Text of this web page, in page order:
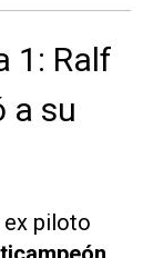
1: Ralf
a su
piloto